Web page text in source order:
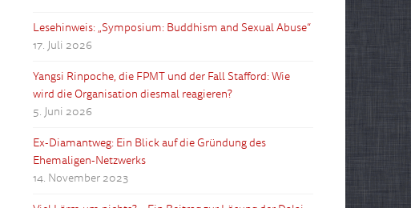
Lesehinweis: „Symposium: Buddhism and Sexual Abuse“
17. Juli 2026
Yangsi Rinpoche, die FPMT und der Fall Stafford: Wie
wird die Organisation diesmal reagieren?
5. Juni 2026
Ex-Diamantweg: Ein Blick auf die Gründung des
Ehemaligen-Netzwerks
14. November 2023